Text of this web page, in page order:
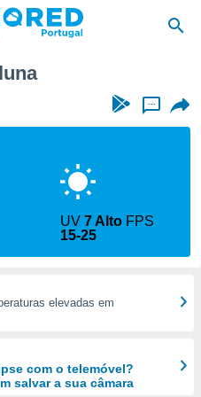
...
UV7 Alto FPS
15-25
elevadas em
com o telemóvel?
salvar a sua câmara